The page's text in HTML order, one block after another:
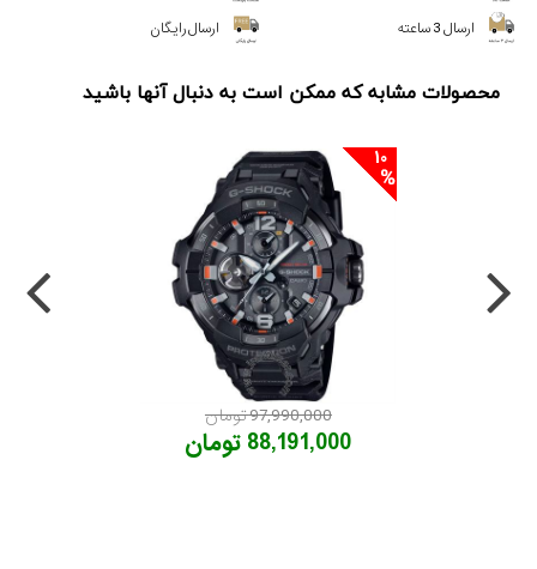
ارسال 3 ساعته
ارسال رایگان
محصولات مشابه که ممکن است به دنبال آنها باشید
10
97,990,000 تومان
88,191,000 تومان